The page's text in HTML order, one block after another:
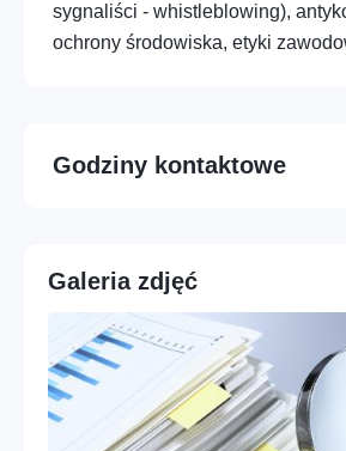
Opieka – Opieka nad seniorami i
Profesje – Usługi
Cyfrowe – Marketing, social
Wolny czas – Hobby,
sygnaliści - whistleblowing),
ochrony środowiska, etyki
Godziny kontaktowe
Galeria zdjęć